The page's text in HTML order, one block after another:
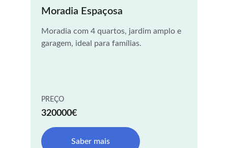
Moradia Espaçosa
Moradia com 4 quartos, jardim amplo e
garagem, ideal para famílias.
PREÇO
320000€
Saber mais